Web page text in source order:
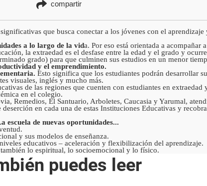
compartir
que busca conectar a los jóvenes con el
a lo largo de la vida. Por eso está orientada a acompañar
la extraedad es el desfase entre la edad y el grado y
grado) para que culminen sus estudios en un menor
y el emprendimiento.
Esto significa que los estudiantes podrán desarrollar
visuales, inglés y mucho más.
de las regiones que cuenten con estudiantes en extraedad
en el colegio.
Remedios, El Santuario, Arboletes, Caucasia y Yarumal,
en cada una de estas Instituciones Educativas y
escuela de nuevas oportunidades...
y sus modelos de enseñanza.
educativos – aceleración y flexibilización del aprendizaje.
lo espiritual, lo socioemocional y lo físico.
puedes leer